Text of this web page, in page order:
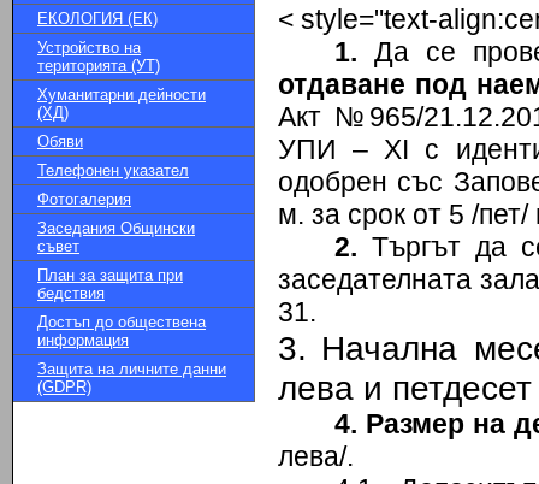
ЕКОЛОГИЯ (ЕК)
Устройство на
територията (УТ)
Хуманитарни дейности
(ХД)
Обяви
Телефонен указател
Фотогалерия
Заседания Общински
съвет
План за защита при
бедствия
Достъп до обществена
информация
Защита на личните данни
(GDPR)
< style="text-
1. Да се
отдаване под
Акт №965/
УПИ – XI с
одобрен със
м. за срок от 5 /
2. Търгът да
заседателната
31.
3. Начална
лева и
4. Размер на
лева/.